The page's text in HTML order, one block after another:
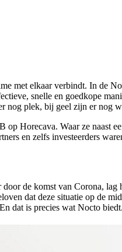
met elkaar verbindt. In de
snelle en goedkope
nog plek, bij geel zijn er nog
Horecava. Waar ze naast
en zelfs investeerders
de komst van Corona,
dat deze situatie op de
dat is precies wat Nocto